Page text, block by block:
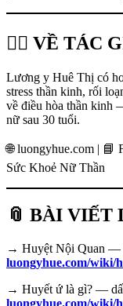
👩‍⚕️ VỀ TÁC
Lương y Huê Thị có
stress thần kinh, rối
về điều hòa thần kinh
nữ sau 30 tuổi.
🌐 luongyhue.com |
Sức Khoẻ Nữ Thần
📎 BÀI VIẾT
→ Huyệt Nội Quan —
luongyhue.com/wiki/
→ Huyết ứ là gì? —